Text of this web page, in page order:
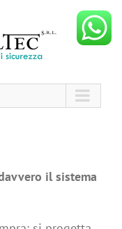
il sistema